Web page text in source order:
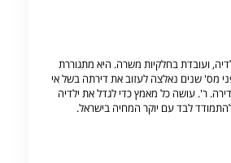
בגפה את 2 ילדיה, ועובדת בחלקיות משרה. היא מתגוררת
מס' שנים נאלצה לעזוב את דירתה בשל אי
ר'. עושה כל מאמץ כדי לגדל את ילדיה
לבד עם יוקר המחיה בישראל.